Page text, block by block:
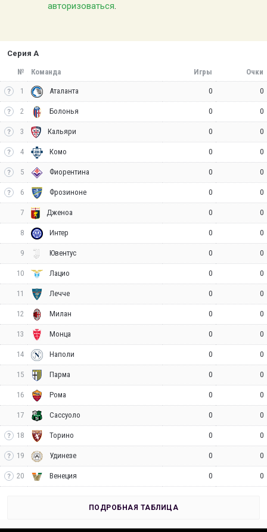
авторизоваться.
Серия А
№ Команда Игры Очки
1 Аталанта 0 0
2 Болонья 0 0
3 Кальяри 0 0
4 Комо 0 0
5 Фиорентина 0 0
6 Фрозиноне 0 0
7 Дженоа 0 0
8 Интер 0 0
9 Ювентус 0 0
10 Лацио 0 0
11 Лечче 0 0
12 Милан 0 0
13 Монца 0 0
14 Наполи 0 0
15 Парма 0 0
16 Рома 0 0
17 Сассуоло 0 0
18 Торино 0 0
19 Удинезе 0 0
20 Венеция 0 0
ПОДРОБНАЯ ТАБЛИЦА